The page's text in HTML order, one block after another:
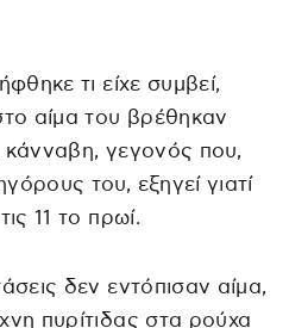
τι είχε συμβεί,
αίμα του βρέθηκαν
κάνναβη, γεγονός που,
του, εξηγεί γιατί
11 το πρωί.
δεν εντόπισαν αίμα,
πυρίτιδας στα ρούχα